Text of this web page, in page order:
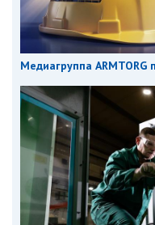
Медиагруппа